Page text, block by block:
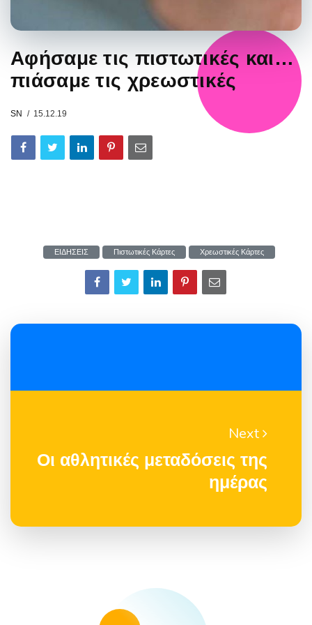
Αφήσαμε τις πιστωτικές και…
πιάσαμε τις χρεωστικές
SN 15.12.19
ΕΙΔΗΣΕΙΣ Πιστωτικές Κάρτες Χρεωστικές Κάρτες
Next
Οι αθλητικές μεταδόσεις της
ημέρας